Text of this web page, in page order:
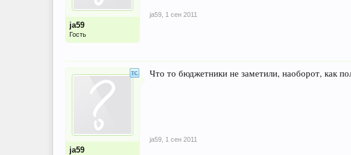
ja59
Гость
ja59 1 сен 2011
ja59
Что то бюджетники не заметили, наоборот, как
ja59 1 сен 2011